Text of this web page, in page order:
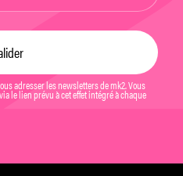
adresser les newsletters de mk2. Vous
le lien prévu à cet effet intégré à chaque